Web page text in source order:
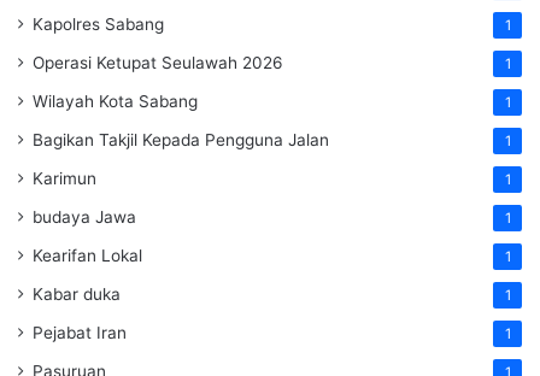
Kapolres Sabang 1
Operasi Ketupat Seulawah 2026 1
Wilayah Kota Sabang 1
Bagikan Takjil Kepada Pengguna Jalan 1
Karimun 1
budaya Jawa 1
Kearifan Lokal 1
Kabar duka 1
Pejabat Iran 1
Pasuruan 1